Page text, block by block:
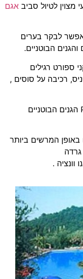
לטיול סביב אגם
לבקר בערים
הבוטניים.
ספורט רגילים
רכיבה על סוסים ,
פארק גרדהלנד ,פארק הטבע Pastrengo הגנים הבוטניים
המרשים ביותר
וונציה .